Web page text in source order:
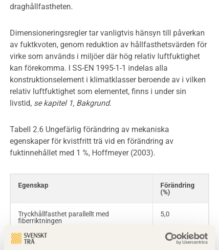
draghållfastheten.
Dimensioneringsregler tar vanligtvis hänsyn till påverkan
av fuktkvoten, genom reduktion av hållfasthetsvärden för
virke som används i miljöer där hög relativ luftfuktighet
kan förekomma. I SS-EN 1995-1-1 indelas alla
konstruktionselement i klimatklasser beroende av i vilken
relativ luftfuktighet som elementet, finns i under sin
livstid, se kapitel 1, Bakgrund.
Tabell 2.6 Ungefärlig förändring av mekaniska
egenskaper för kvistfritt trä vid en förändring av
fuktinnehållet med 1 %, Hoffmeyer (2003).
Egenskap
Förändring
(%)
Tryckhållfasthet parallellt med
fiberriktningen
5,0
Tryckhållfasthet vinkelrätt mot
5,0